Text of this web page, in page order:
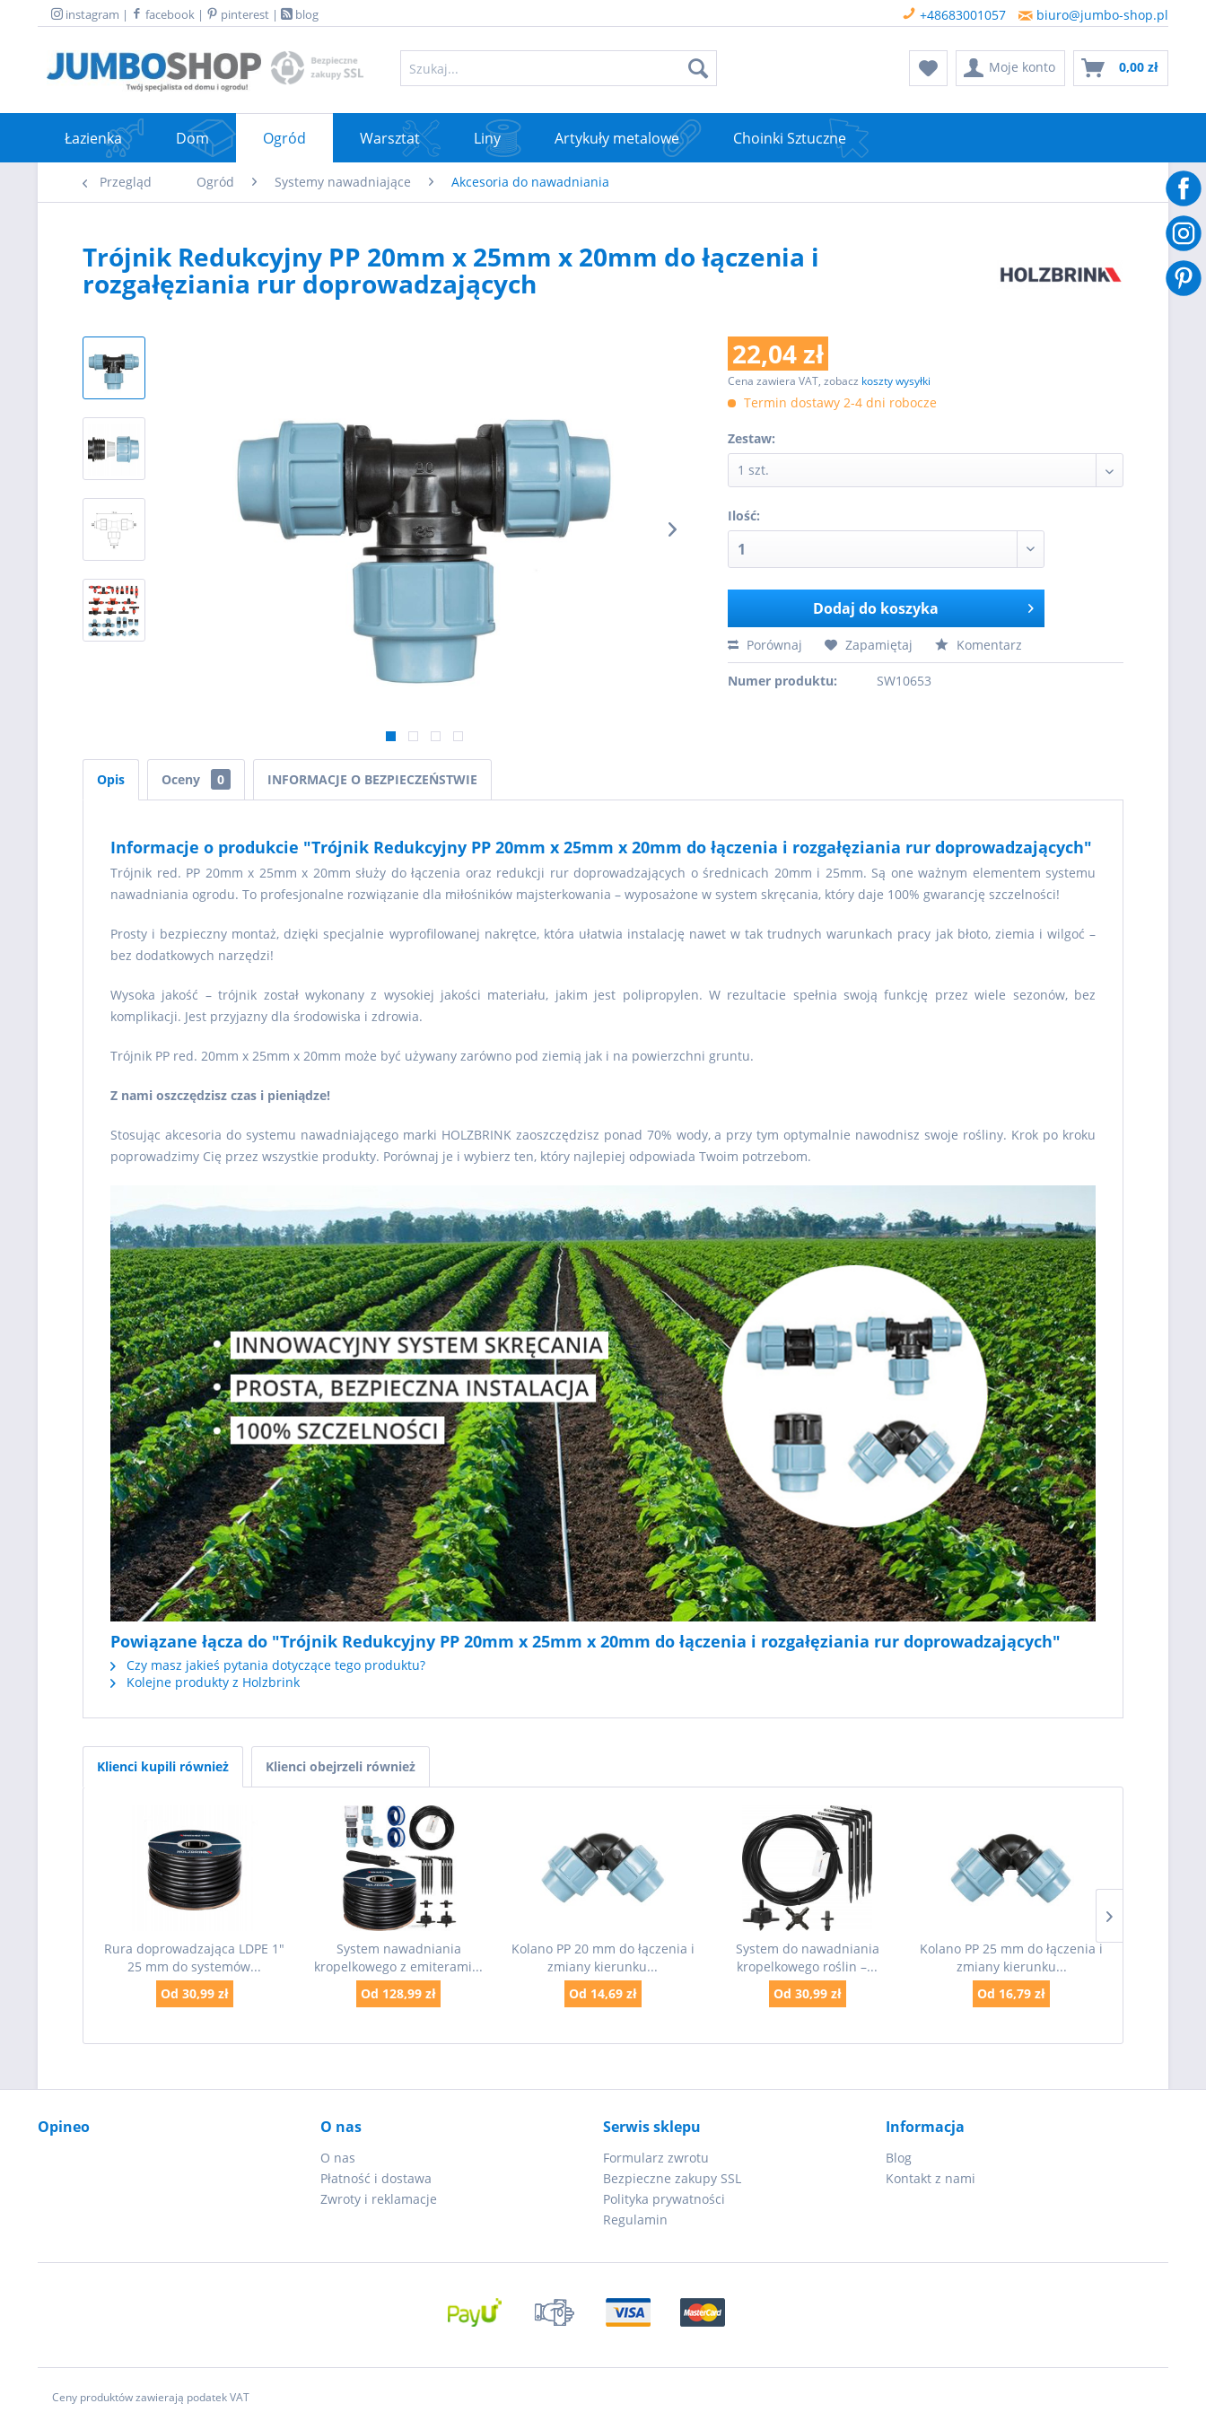
instagram | facebook | pinterest | blog +48683001057 biuro@jumbo-shop.pl
Moje konto 0,00 zł
Łazienka Dom Ogród Warsztat Liny Artykuły metalowe Choinki Sztuczne
Przegląd Ogród Systemy nawadniające Akcesoria do nawadniania
Trójnik Redukcyjny PP 20mm x 25mm x 20mm do łączenia i
rozgałęziania rur doprowadzających
22,04 zł
Cena zawiera VAT, zobacz koszty wysyłki
Termin dostawy 2-4 dni robocze
Zestaw:
Ilość:
Dodaj do koszyka
Porównaj Zapamiętaj Komentarz
Numer produktu: SW10653
Opis Oceny 0 INFORMACJE O BEZPIECZEŃSTWIE
Informacje o produkcie "Trójnik Redukcyjny PP 20mm x 25mm x 20mm do łączenia i rozgałęziania rur doprowadzających"
Trójnik red. PP 20mm x 25mm x 20mm służy do łączenia oraz redukcji rur doprowadzających o średnicach 20mm i 25mm. Są one ważnym elementem systemu
nawadniania ogrodu. To profesjonalne rozwiązanie dla miłośników majsterkowania – wyposażone w system skręcania, który daje 100% gwarancję szczelności!
Prosty i bezpieczny montaż, dzięki specjalnie wyprofilowanej nakrętce, która ułatwia instalację nawet w tak trudnych warunkach pracy jak błoto, ziemia i wilgoć –
bez dodatkowych narzędzi!
Wysoka jakość – trójnik został wykonany z wysokiej jakości materiału, jakim jest polipropylen. W rezultacie spełnia swoją funkcję przez wiele sezonów, bez
komplikacji. Jest przyjazny dla środowiska i zdrowia.
Trójnik PP red. 20mm x 25mm x 20mm może być używany zarówno pod ziemią jak i na powierzchni gruntu.
Z nami oszczędzisz czas i pieniądze!
Stosując akcesoria do systemu nawadniającego marki HOLZBRINK zaoszczędzisz ponad 70% wody, a przy tym optymalnie nawodnisz swoje rośliny. Krok po kroku
poprowadzimy Cię przez wszystkie produkty. Porównaj je i wybierz ten, który najlepiej odpowiada Twoim potrzebom.
Powiązane łącza do "Trójnik Redukcyjny PP 20mm x 25mm x 20mm do łączenia i rozgałęziania rur doprowadzających"
Czy masz jakieś pytania dotyczące tego produktu?
Kolejne produkty z Holzbrink
Klienci kupili również Klienci obejrzeli również
Rura doprowadzająca LDPE 1"
25 mm do systemów...
Od 30,99 zł
System nawadniania
kropelkowego z emiterami...
Od 128,99 zł
Kolano PP 20 mm do łączenia i
zmiany kierunku...
Od 14,69 zł
System do nawadniania
kropelkowego roślin –...
Od 30,99 zł
Kolano PP 25 mm do łączenia i
zmiany kierunku...
Od 16,79 zł
Opineo O nas
O nas
Płatność i dostawa
Zwroty i reklamacje
Serwis sklepu
Formularz zwrotu
Bezpieczne zakupy SSL
Polityka prywatności
Regulamin
Informacja
Blog
Kontakt z nami
Ceny produktów zawierają podatek VAT